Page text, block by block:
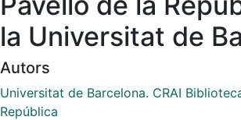
la Universitat de
Autors
Universitat de Barcelona. CRAI
República